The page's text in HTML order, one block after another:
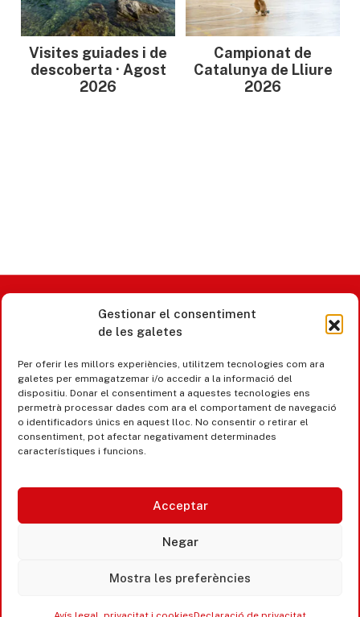
Gestionar el consentiment
de les galetes
Per oferir les millors experiències, utilitzem tecnologies com ara
galetes per emmagatzemar i/o accedir a la informació del
dispositiu. Donar el consentiment a aquestes tecnologies ens
permetrà processar dades com ara el comportament de navegació
o identificadors únics en aquest lloc. No consentir o retirar el
consentiment, pot afectar negativament determinades
característiques i funcions.
Acceptar
Negar
Mostra les preferències
Visites guiades i de
descoberta · Agost
2026
Campionat de
Catalunya de Lliure
2026
Castell d’Aro · Platja d’Aro · S’Agaró
365 www.platjadaro
Accesibilitat